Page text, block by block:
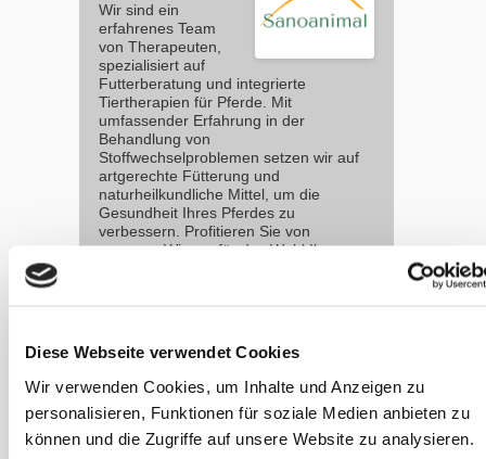
Diese Webseite verwendet Cookies
Wir verwenden Cookies, um Inhalte und Anzeigen zu
personalisieren, Funktionen für soziale Medien anbieten zu
können und die Zugriffe auf unsere Website zu analysieren.
Wir sind ein
erfahrenes Team
von Therapeuten,
spezialisiert auf
Futterberatung und integrierte
Tiertherapien für Pferde. Mit
umfassender Erfahrung in der
Behandlung von
Stoffwechselproblemen setzen wir auf
artgerechte Fütterung und
naturheilkundliche Mittel, um die
Gesundheit Ihres Pferdes zu
verbessern. Profitieren Sie von
unserem Wissen für das Wohl Ihres
Weitere
Artikel zu
dieser